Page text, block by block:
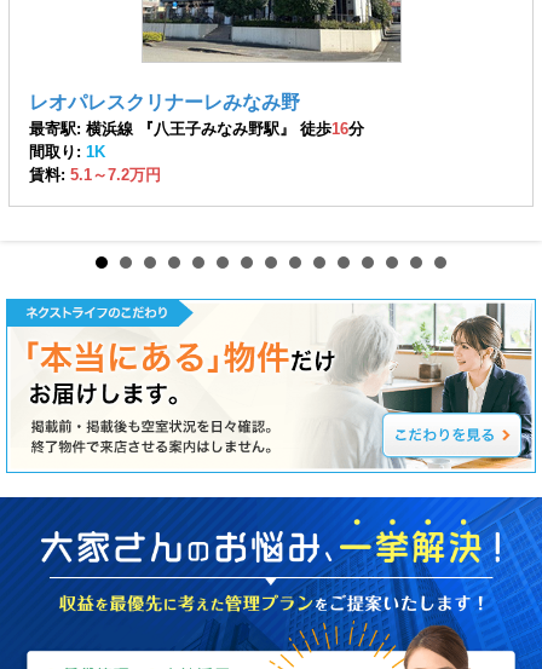
レオパレスクリナーレみなみ野
最寄駅: 横浜線 『八王子みなみ野駅』 徒歩16分
間取り: 1K
賃料: 5.1～7.2万円